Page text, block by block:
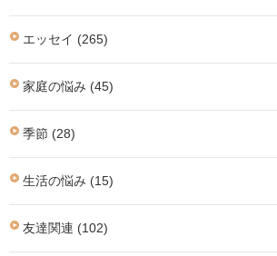
エッセイ (265)
家庭の悩み (45)
季節 (28)
生活の悩み (15)
友達関連 (102)